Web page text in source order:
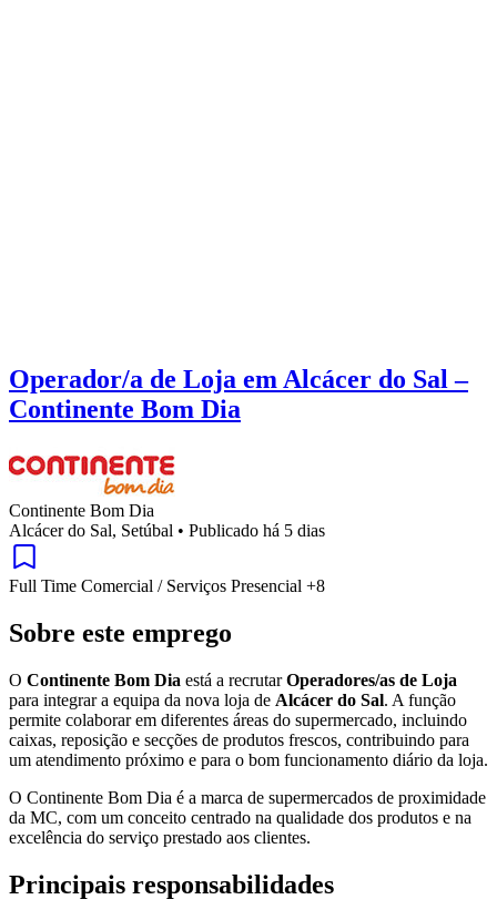
Operador/a de Loja em Alcácer do Sal –
Continente Bom Dia
Continente Bom Dia
Alcácer do Sal, Setúbal • Publicado há 5 dias
Full Time Comercial / Serviços Presencial +8
Sobre este emprego
O Continente Bom Dia está a recrutarOperadores/as de Loja
para integrar a equipa da nova loja de Alcácer do Sal. A função
permite colaborar em diferentes áreas do supermercado, incluindo
caixas, reposição e secções de produtos frescos, contribuindo para
um atendimento próximo e para o bom funcionamento diário da loja.
O Continente Bom Dia é a marca de supermercados de proximidade
da MC, com um conceito centrado na qualidade dos produtos e na
excelência do serviço prestado aos clientes.
Principais responsabilidades